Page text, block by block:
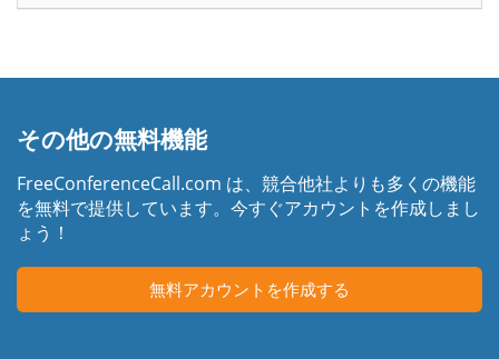
その他の無料機能
FreeConferenceCall.com は、競合他社よりも多くの機能
を無料で提供しています。今すぐアカウントを作成しまし
ょう！
無料アカウントを作成する